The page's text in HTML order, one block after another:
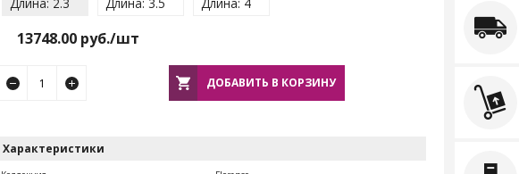
13748.00руб./шт
ДОБАВИТЬ В КОРЗИНУ
Характеристики